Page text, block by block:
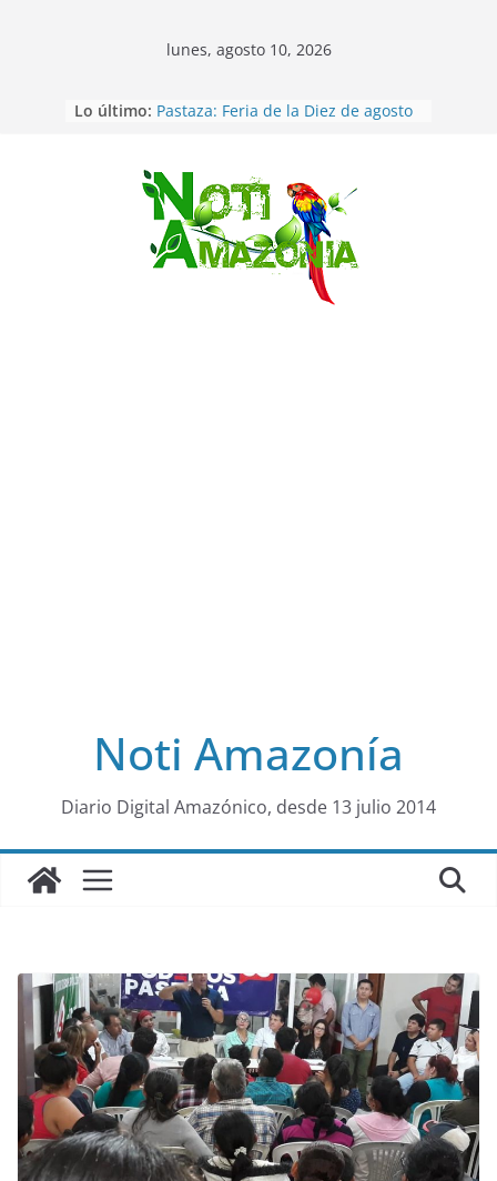
Saltar
al
lunes, agosto 10, 2026
Lo último: Pastaza: Feria de la Diez de agosto
Pastaza: Fiscal no emite cargos
contra hombre de 50años que
mantenía relacion de «noviazgo»
con una menor de10 años en
frontera sur
Napo: presunto sicariato en cantón
Noti Amazonía
Diario Digital Amazónico, desde 13 julio 2014